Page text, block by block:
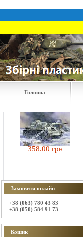
Головна
358.00 грн
Замовити онлайн
+38 (063) 780 43 83
+38 (050) 584 91 73
Кошик